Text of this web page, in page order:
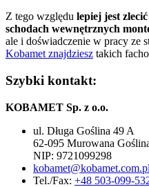
Z tego względu lepiej jest
schodach wewnętrznych
ale i doświadczenie w pracy ze
Kobamet znajdziesz takich
Szybki kontakt:
KOBAMET Sp. z o.o.
ul. Długa Goślina 49 A
62-095 Murowana
NIP: 9721099298
kobamet@kobamet.com.pl
Tel./Fax: +48 503-099-